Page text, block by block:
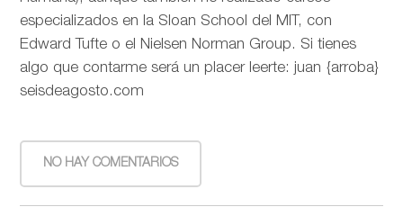
especializados en la Sloan School del MIT, con
Edward Tufte o el Nielsen Norman Group. Si tienes
algo que contarme será un placer leerte: juan {arroba}
seisdeagosto.com
NO HAY COMENTARIOS